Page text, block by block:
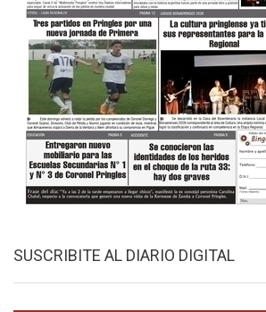
SUSCRIBITE AL DIARIO DIGITAL